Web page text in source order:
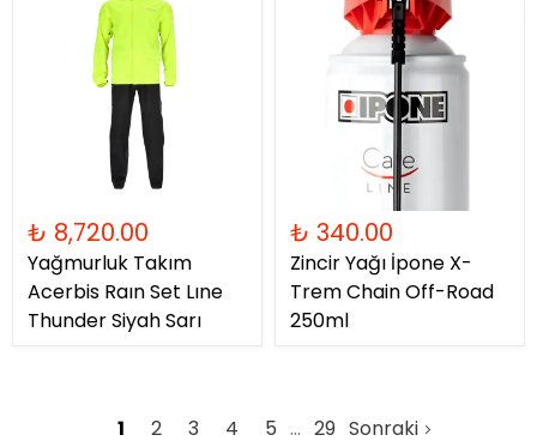
₺ 8,720.00
Yağmurluk Takım
Acerbis Raın Set Lıne
Thunder Siyah Sarı
₺ 340.00
Zincir Yağı İpone X-
Trem Chain Off-Road
250ml
1 2 3 4 5 29 Sonraki